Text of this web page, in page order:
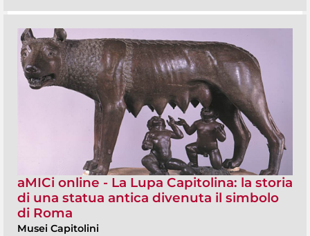
aMICi online - La Lupa Capitolina: la storia
di una statua antica divenuta il simbolo
di Roma
Musei Capitolini